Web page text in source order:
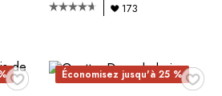
173
♥ ♥
Économisez jusqu'à 25 %